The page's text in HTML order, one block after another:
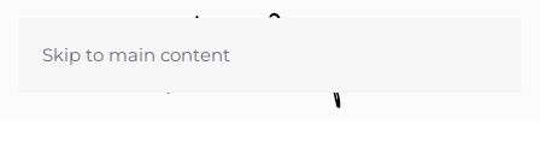
Skip to main content